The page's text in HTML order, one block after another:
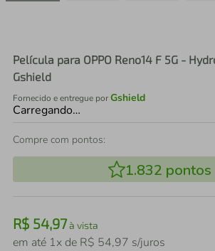
Película para OPPO Reno14 F 5G -
Gshield
Fornecido e entregue porGshield
Carregando…
Compre com pontos:
1.832 pontos
R$ 54,97à vista
em até 1x de R$ 54,97 s/juros